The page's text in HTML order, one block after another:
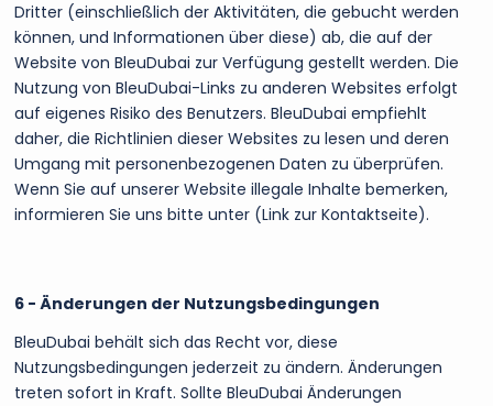
Dritter (einschließlich der Aktivitäten, die gebucht werden
können, und Informationen über diese) ab, die auf der
Website von BleuDubai zur Verfügung gestellt werden. Die
Nutzung von BleuDubai-Links zu anderen Websites erfolgt
auf eigenes Risiko des Benutzers. BleuDubai empfiehlt
daher, die Richtlinien dieser Websites zu lesen und deren
Umgang mit personenbezogenen Daten zu überprüfen.
Wenn Sie auf unserer Website illegale Inhalte bemerken,
informieren Sie uns bitte unter (Link zur Kontaktseite).
6 - Änderungen der Nutzungsbedingungen
BleuDubai behält sich das Recht vor, diese
Nutzungsbedingungen jederzeit zu ändern. Änderungen
treten sofort in Kraft. Sollte BleuDubai Änderungen